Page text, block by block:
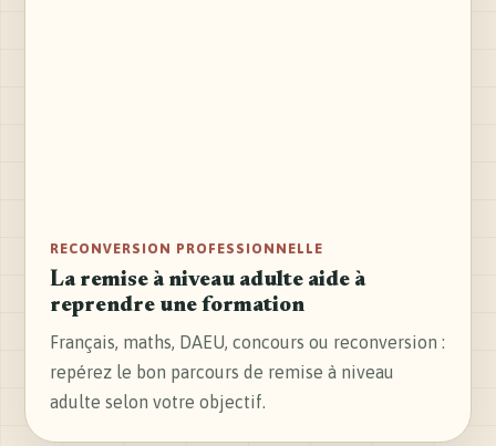
RECONVERSION PROFESSIONNELLE
La remise à niveau adulte aide à
reprendre une formation
Français, maths, DAEU, concours ou reconversion :
repérez le bon parcours de remise à niveau
adulte selon votre objectif.